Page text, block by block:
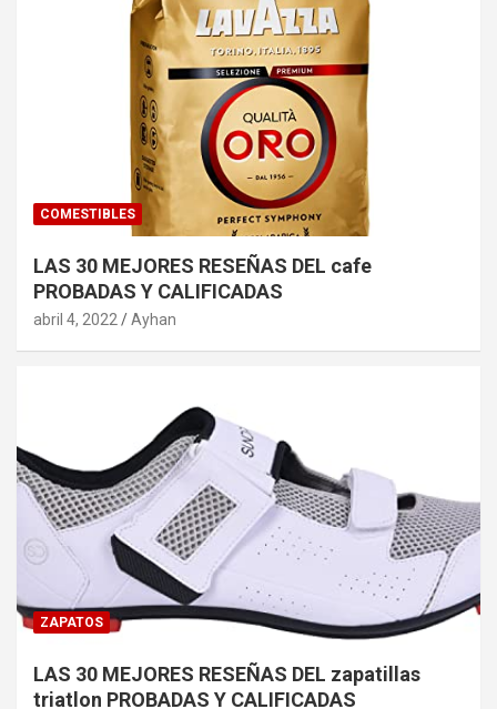
COMESTIBLES
LAS 30 MEJORES RESEÑAS DEL cafe
PROBADAS Y CALIFICADAS
abril 4, 2022 Ayhan
ZAPATOS
LAS 30 MEJORES RESEÑAS DEL zapatillas
triatlon PROBADAS Y CALIFICADAS